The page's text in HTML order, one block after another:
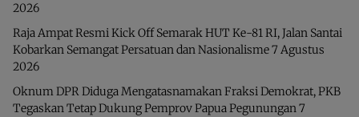
2026
Raja Ampat Resmi Kick Off Semarak HUT Ke-81 RI, Jalan Santai
Kobarkan Semangat Persatuan dan Nasionalisme7 Agustus
2026
Oknum DPR Diduga Mengatasnamakan Fraksi Demokrat, PKB
Tegaskan Tetap Dukung Pemprov Papua Pegunungan7